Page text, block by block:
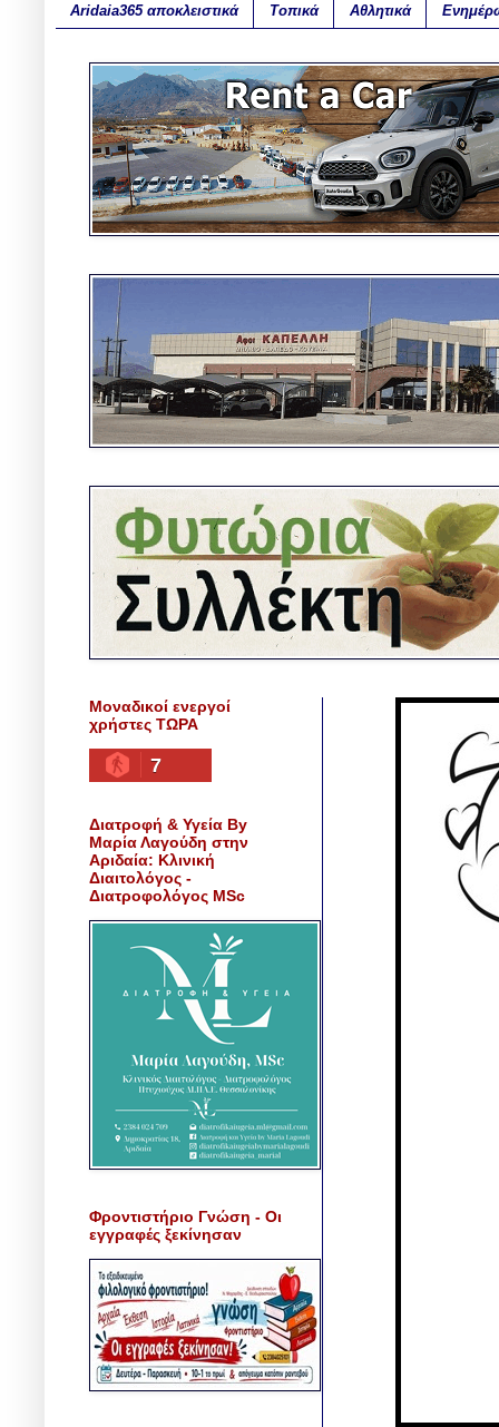
Aridaia365 αποκλειστικά Τοπικά Αθλητικά
Μοναδικοί ενεργοί
χρήστες ΤΩΡΑ
7
Διατροφή & Υγεία By
Μαρία Λαγούδη στην
Αριδαία: Κλινική
Διαιτολόγος -
Διατροφολόγος MSc
Φροντιστήριο Γνώση - Οι
εγγραφές ξεκίνησαν